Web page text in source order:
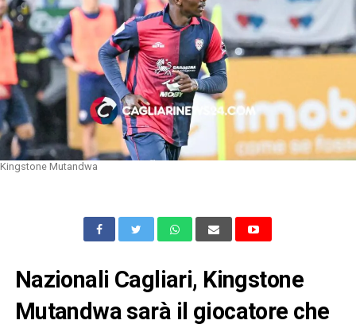
Kingstone Mutandwa
Nazionali Cagliari, Kingstone
Mutandwa sarà il giocatore che